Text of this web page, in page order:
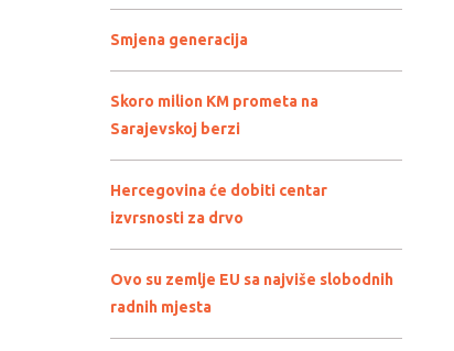
Smjena generacija
Skoro milion KM prometa na
Sarajevskoj berzi
Hercegovina će dobiti centar
izvrsnosti za drvo
Ovo su zemlje EU sa najviše slobodnih
radnih mjesta